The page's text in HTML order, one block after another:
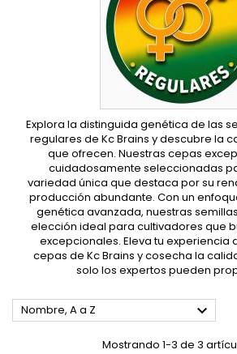
Explora la distinguida genética de las
regulares de Kc Brains y descubre la
que ofrecen. Nuestras cepas
cuidadosamente seleccionadas
variedad única que destaca por su
producción abundante. Con un
genética avanzada, nuestras
elección ideal para cultivadores que
excepcionales. Eleva tu experiencia
cepas de Kc Brains y cosecha la
solo los expertos pueden
Nombre, A a Z 
Mostrando 1-3 de 3